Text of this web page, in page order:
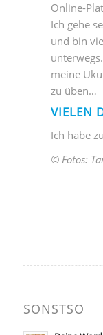
Online-
Ich gehe
und bin
meine
zu üben…
VIELEN
Ich habe
© Fotos:
SONSTSO